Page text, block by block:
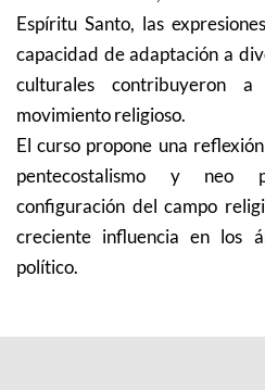
Espíritu Santo, las
capacidad de adaptación a
culturales contribuyeron
movimiento religioso.
El curso propone una
pentecostalismo y neo
configuración del campo
creciente influencia en los
político.